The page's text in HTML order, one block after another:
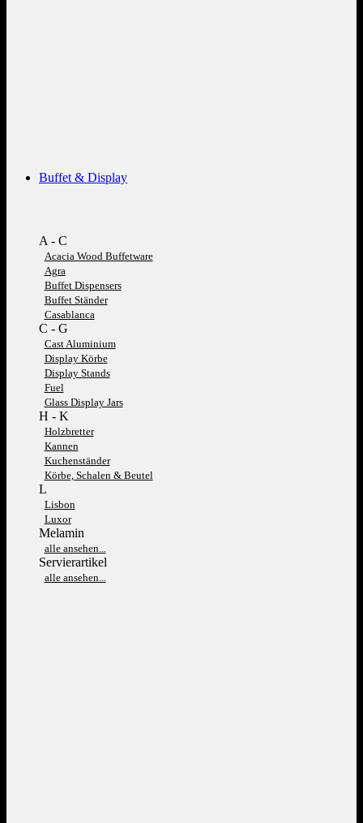
Buffet & Display
A - C
Acacia Wood Buffetware
Agra
Buffet Dispensers
Buffet Ständer
Casablanca
C - G
Cast Aluminium
Display Körbe
Display Stands
Fuel
Glass Display Jars
H - K
Holzbretter
Kannen
Kuchenständer
Körbe, Schalen & Beutel
L
Lisbon
Luxor
Melamin
alle ansehen...
Servierartikel
alle ansehen...